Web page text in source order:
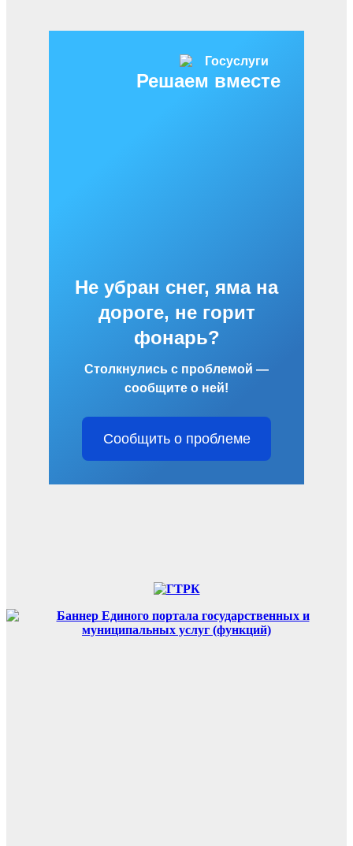
Решаем вместе
Не убран снег, яма на
дороге, не горит
фонарь?
Столкнулись с проблемой —
сообщите о ней!
Сообщить о проблеме